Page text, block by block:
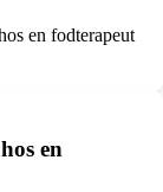
en fodterapeut
en